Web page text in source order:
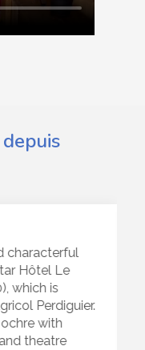
characterful
Hôtel Le
which is
Perdiguier.
with
theatre